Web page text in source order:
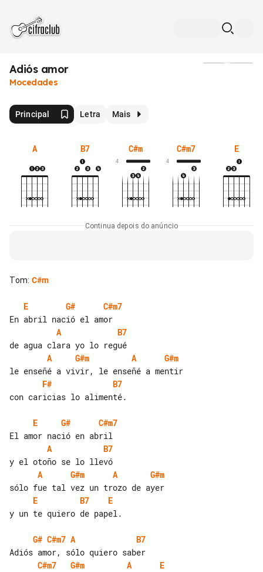
Adiós amor
Mocedades
Principal Letra Mais
A B7 C#m
4
C#m7
4
E
Continua depois do anúncio
Tom: C#m
E G#
C#m7
A
B7
A
G#m A
G#m
F#
B7
con caricias lo alimenté.
E G#
C#m7
A
B7
A
G#m A
G#m
E
B7
E
y un te quiero de papel.
G# C#m7 A
B7
C#m7
G#m A
E